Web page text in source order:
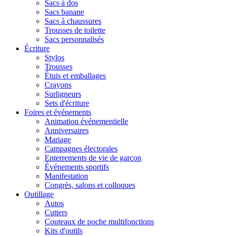
Sacs à dos
Sacs banane
Sacs à chaussures
Trousses de toilette
Sacs personnalisés
Écriture
Stylos
Trousses
Étuis et emballages
Crayons
Surligneurs
Sets d'écriture
Foires et événements
Animation événementielle
Anniversaires
Mariage
Campagnes électorales
Enterrements de vie de garçon
Événements sportifs
Manifestation
Congrès, salons et colloques
Outillage
Autos
Cutters
Couteaux de poche multifonctions
Kits d'outils